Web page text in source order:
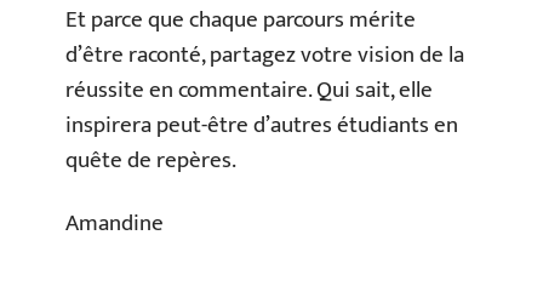
Et parce que chaque parcours mérite
d’être raconté, partagez votre vision de la
réussite en commentaire. Qui sait, elle
inspirera peut-être d’autres étudiants en
quête de repères.
Amandine